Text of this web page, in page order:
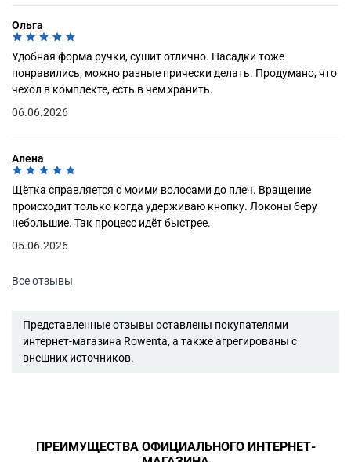
Ольга
Удобная форма ручки, сушит отлично. Насадки тоже
понравились, можно разные прически делать. Продумано, что
чехол в комплекте, есть в чем хранить.
06.06.2026
Алена
Щётка справляется с моими волосами до плеч. Вращение
происходит только когда удерживаю кнопку. Локоны беру
небольшие. Так процесс идёт быстрее.
05.06.2026
Все отзывы
Представленные отзывы оставлены покупателями
интернет-магазина Rowenta, а также агрегированы с
внешних источников.
ПРЕИМУЩЕСТВА ОФИЦИАЛЬНОГО ИНТЕРНЕТ-